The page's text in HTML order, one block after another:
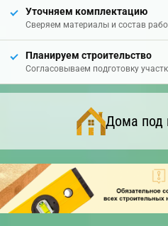
Уточняем комплектацию
Сверяем материалы и состав
Планируем строительство
Согласовываем подготовку
Дома под